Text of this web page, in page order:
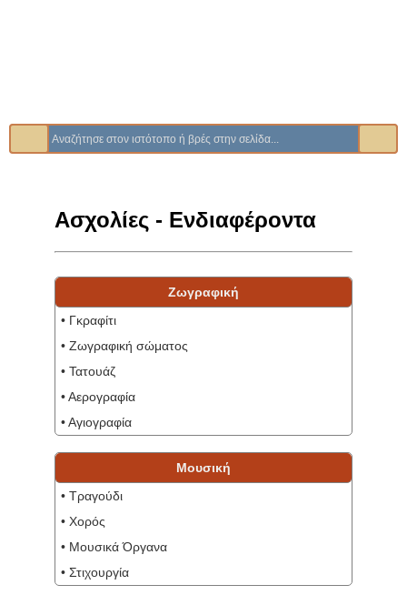
Ασχολίες - Ενδιαφέροντα
Ζωγραφική
• Γκραφίτι
• Ζωγραφική σώματος
• Τατουάζ
• Αερογραφία
• Αγιογραφία
Μουσική
• Τραγούδι
• Χορός
• Μουσικά Όργανα
• Στιχουργία